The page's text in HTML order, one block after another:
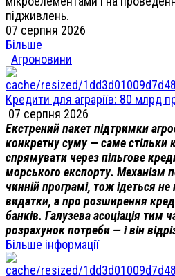
підживлень.
07 серпня 2026
Більше
Агроновини
Кредити для аграріїв: 80 млрд
07 серпня 2026
Екстрений пакет підтримки
конкретну суму — саме стільки
спрямувати через пільгове
морського експорту. Механізм
чинній програмі, тож ідеться
видатки, а про розширення
банків. Галузева асоціація тим
розрахунок потреби — і він
Більше інформації